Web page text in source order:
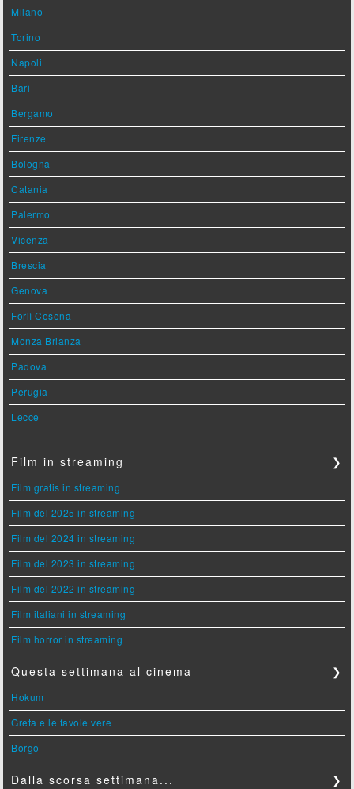
Milano
Torino
Napoli
Bari
Bergamo
Firenze
Bologna
Catania
Palermo
Vicenza
Brescia
Genova
Forlì Cesena
Monza Brianza
Padova
Perugia
Lecce
Film in streaming ❯
Film gratis in streaming
Film del 2025 in streaming
Film del 2024 in streaming
Film del 2023 in streaming
Film del 2022 in streaming
Film italiani in streaming
Film horror in streaming
Questa settimana al cinema ❯
Hokum
Greta e le favole vere
Borgo
Dalla scorsa settimana... ❯